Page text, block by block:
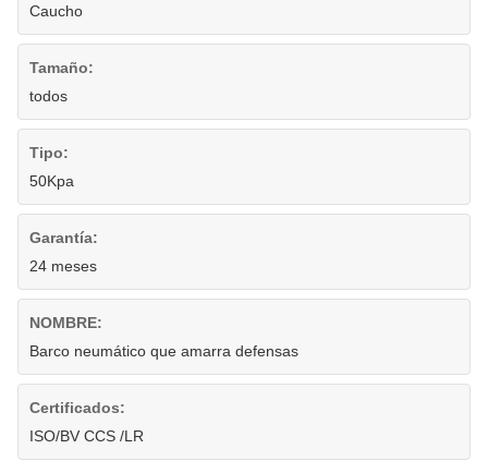
Caucho
Tamaño:
todos
Tipo:
50Kpa
Garantía:
24 meses
NOMBRE:
Barco neumático que amarra defensas
Certificados:
ISO/BV CCS /LR